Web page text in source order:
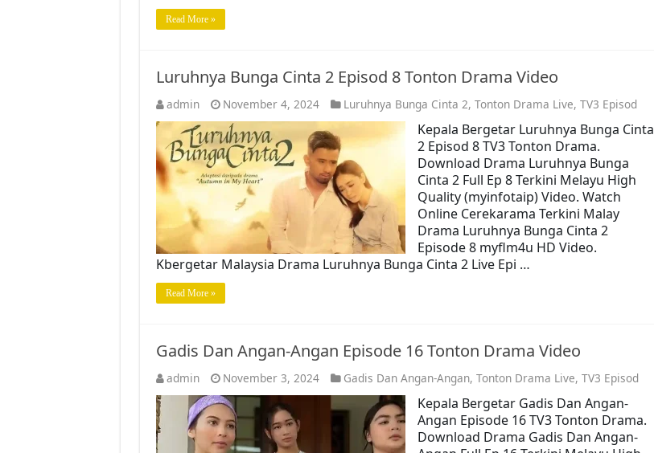
Read More »
Luruhnya Bunga Cinta 2 Episod 8 Tonton Drama Video
admin November 4, 2024 Luruhnya Bunga Cinta 2, Tonton Drama Live, TV3 Episod
Kepala Bergetar Luruhnya Bunga Cinta
2 Episod 8 TV3 Tonton Drama.
Download Drama Luruhnya Bunga
Cinta 2 Full Ep 8 Terkini Melayu High
Quality (myinfotaip) Video. Watch
Online Cerekarama Terkini Malay
Drama Luruhnya Bunga Cinta 2
Episode 8 myflm4u HD Video.
Kbergetar Malaysia Drama Luruhnya Bunga Cinta 2 Live Epi …
Read More »
Gadis Dan Angan-Angan Episode 16 Tonton Drama Video
admin November 3, 2024 Gadis Dan Angan-Angan, Tonton Drama Live, TV3 Episod
Kepala Bergetar Gadis Dan Angan-
Angan Episode 16 TV3 Tonton Drama.
Download Drama Gadis Dan Angan-